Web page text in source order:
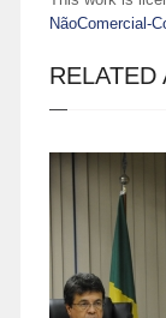
NãoComercial-
RELATED